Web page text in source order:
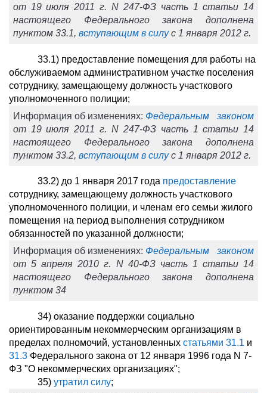
от 19 июля 2011 г. N 247-ФЗ часть 1 статьи 14
настоящего Федерального закона дополнена
пунктом 33.1, вступающим в силус 1 января 2012 г.
33.1) предоставление помещения для работы на
обслуживаемом административном участке поселения
сотруднику, замещающему должность участкового
уполномоченного полиции;
Информация об изменениях: Федеральным законом
от 19 июля 2011 г. N 247-ФЗ часть 1 статьи 14
настоящего Федерального закона дополнена
пунктом 33.2, вступающим в силус 1 января 2012 г.
33.2) до 1 января 2017 года предоставление
сотруднику, замещающему должность участкового
уполномоченного полиции, и членам его семьи жилого
помещения на период выполнения сотрудником
обязанностей по указанной должности;
Информация об изменениях: Федеральным законом
от 5 апреля 2010 г. N 40-ФЗ часть 1 статьи 14
настоящего Федерального закона дополнена
пунктом 34
34) оказание поддержки социально
ориентированным некоммерческим организациям в
пределах полномочий, установленных статьями 31.1 и
31.3 Федерального закона от 12 января 1996 года N 7-
ФЗ "О некоммерческих организациях";
35) утратил силу;